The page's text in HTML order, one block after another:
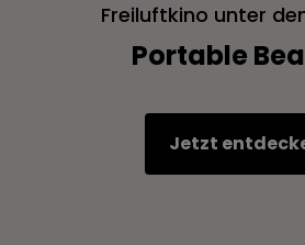
Freiluftkino unter
Portable
Jetzt